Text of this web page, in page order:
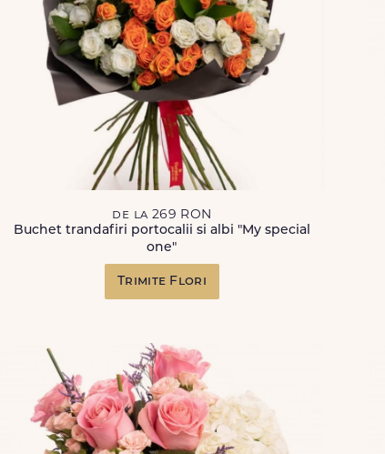
de la 269 RON
Buchet trandafiri portocalii si albi "My special
one"
Trimite Flori